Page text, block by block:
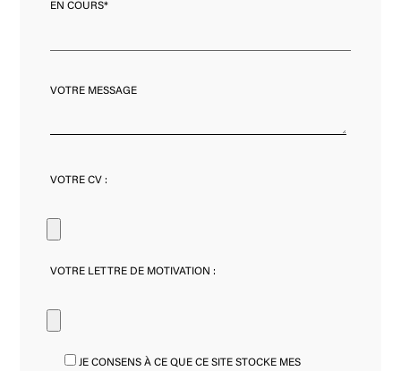
EN COURS*
VOTRE MESSAGE
VOTRE CV :
VOTRE LETTRE DE MOTIVATION :
JE CONSENS À CE QUE CE SITE STOCKE MES